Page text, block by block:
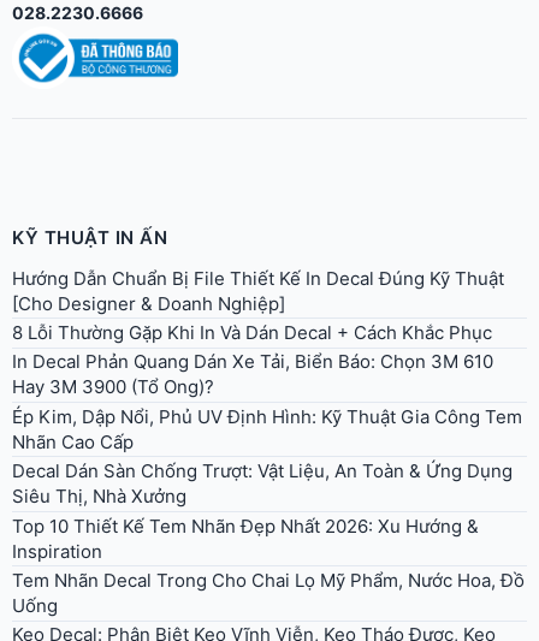
028.2230.6666
KỸ THUẬT IN ẤN
Hướng Dẫn Chuẩn Bị File Thiết Kế In Decal Đúng Kỹ Thuật
[Cho Designer & Doanh Nghiệp]
8 Lỗi Thường Gặp Khi In Và Dán Decal + Cách Khắc Phục
In Decal Phản Quang Dán Xe Tải, Biển Báo: Chọn 3M 610
Hay 3M 3900 (Tổ Ong)?
Ép Kim, Dập Nổi, Phủ UV Định Hình: Kỹ Thuật Gia Công Tem
Nhãn Cao Cấp
Decal Dán Sàn Chống Trượt: Vật Liệu, An Toàn & Ứng Dụng
Siêu Thị, Nhà Xưởng
Top 10 Thiết Kế Tem Nhãn Đẹp Nhất 2026: Xu Hướng &
Inspiration
Tem Nhãn Decal Trong Cho Chai Lọ Mỹ Phẩm, Nước Hoa, Đồ
Uống
Keo Decal: Phân Biệt Keo Vĩnh Viễn, Keo Tháo Được, Keo